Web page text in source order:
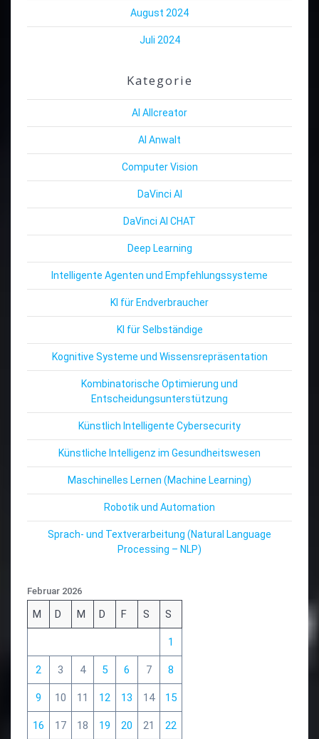
August 2024
Juli 2024
Kategorie
AI Allcreator
AI Anwalt
Computer Vision
DaVinci AI
DaVinci AI CHAT
Deep Learning
Intelligente Agenten und Empfehlungssysteme
KI für Endverbraucher
KI für Selbständige
Kognitive Systeme und Wissensrepräsentation
Kombinatorische Optimierung und
Entscheidungsunterstützung
Künstlich Intelligente Cybersecurity
Künstliche Intelligenz im Gesundheitswesen
Maschinelles Lernen (Machine Learning)
Robotik und Automation
Sprach- und Textverarbeitung (Natural Language
Processing – NLP)
Februar 2026
M D M D F S S
1
2 3 4 5 6 7 8
9 10 11 12 13 14 15
16 17 18 19 20 21 22